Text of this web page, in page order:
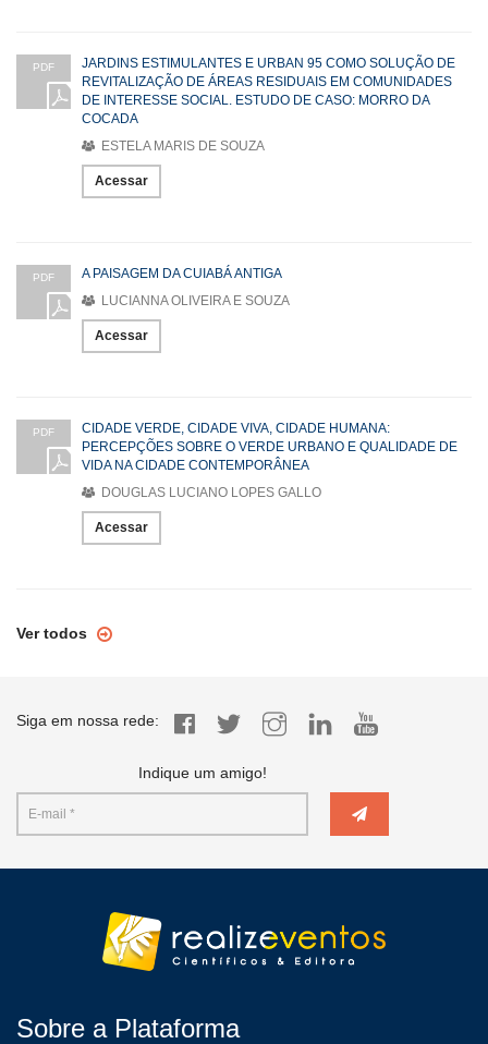
PDF
JARDINS ESTIMULANTES E URBAN 95 COMO SOLUÇÃO DE
REVITALIZAÇÃO DE ÁREAS RESIDUAIS EM COMUNIDADES
DE INTERESSE SOCIAL. ESTUDO DE CASO: MORRO DA
COCADA
ESTELA MARIS DE SOUZA
Acessar
PDF
A PAISAGEM DA CUIABÁ ANTIGA
LUCIANNA OLIVEIRA E SOUZA
Acessar
PDF
CIDADE VERDE, CIDADE VIVA, CIDADE HUMANA:
PERCEPÇÕES SOBRE O VERDE URBANO E QUALIDADE DE
VIDA NA CIDADE CONTEMPORÂNEA
DOUGLAS LUCIANO LOPES GALLO
Acessar
Ver todos
Siga em nossa rede:
Indique um amigo!
Sobre a Plataforma